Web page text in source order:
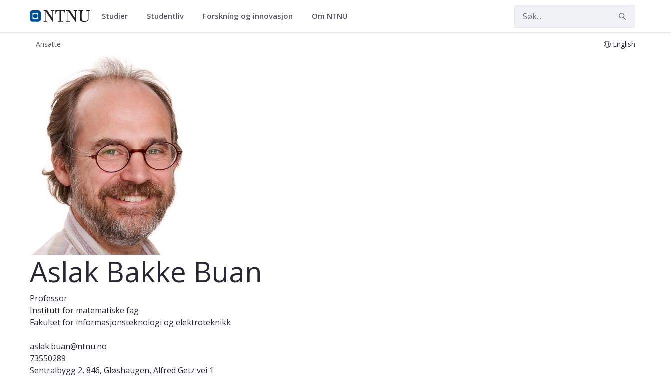
NTNU Hjemmeside
ntnu.no Studier Studentliv Forskning og innovasjon Om NTNU
Ansatte English
Aslak Bakke Buan
Aslak Bakke Buan
Professor
Institutt for matematiske fag
Fakultet for informasjonsteknologi og elektroteknikk
aslak.buan@ntnu.no
73550289
Sentralbygg 2, 846, Gløshaugen, Alfred Getz vei 1